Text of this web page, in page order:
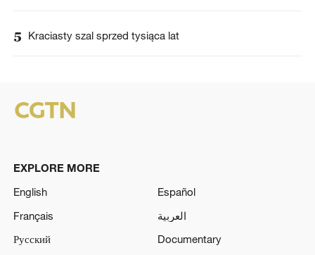
5 Kraciasty szal sprzed tysiąca lat
EXPLORE MORE
English
Español
Français
العربية
Русский
Documentary